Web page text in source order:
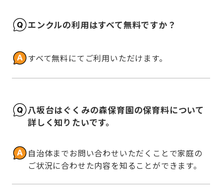
エンクルの利用はすべて無料ですか？
すべて無料にてご利用いただけます。
八坂台はぐくみの森保育園の保育料について
詳しく知りたいです。
自治体までお問い合わせいただくことで家庭の
ご状況に合わせた内容を知ることができます。